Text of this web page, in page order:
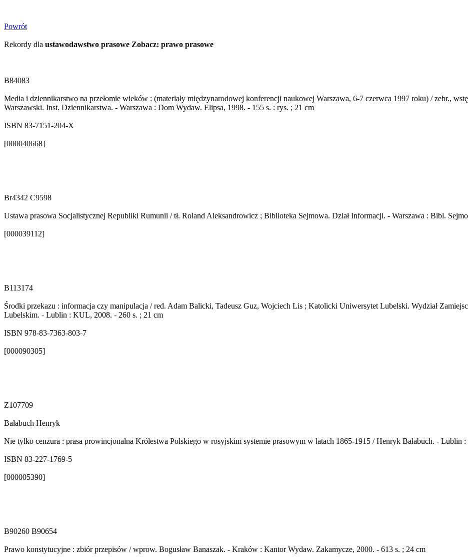
Powrót
Rekordy dla ustawodawstwo prasowe Zobacz: prawo prasowe
B84083
Media i dziennikarstwo na przełomie wieków : (materiały międzynarodowej konferencji naukowej Warszawa, 6-7 czerwca 1997 roku) / zebr.,
Warszawski. Inst. Dziennikarstwa. - Warszawa : Dom Wydaw. Elipsa, 1998. - 155 s. : rys. ; 21 cm
ISBN 83-7151-204-X
[000040668]
Br4342 C9598
Ustawa prasowa Socjalistycznej Republiki Rumunii / tł. Roland Aleksandrowicz ; Biblioteka Sejmowa. Dział Informacji. - Warszawa : Bibl.
[000039112]
B113174
Środki przekazu : informacja czy manipulacja / red. Adam Balicki, Tadeusz Guz, Wojciech Lis ; Katolicki Uniwersytet Lubelski. Wydział
Lubelskim. - Lublin : KUL, 2008. - 260 s. ; 21 cm
ISBN 978-83-7363-803-7
[000090305]
Z107709
Bałabuch Henryk
Nie tylko cenzura : prasa prowincjonalna Królestwa Polskiego w rosyjskim systemie prasowym w latach 1865-1915 / Henryk Bałabuch. - Lublin
ISBN 83-227-1769-5
[000005390]
B90260 B90654
Prawo konstytucyjne : zbiór przepisów / wprow. Bogusław Banaszak. - Kraków : Kantor Wydaw. Zakamycze, 2000. - 613 s. ; 24 cm